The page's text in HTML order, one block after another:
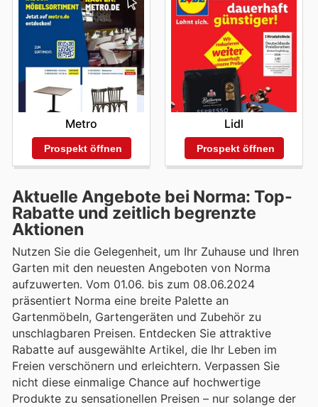
Metro
Prospekt öffnen
Lidl
Prospekt öffnen
Aktuelle Angebote bei Norma: Top-
Rabatte und zeitlich begrenzte
Aktionen
Nutzen Sie die Gelegenheit, um Ihr Zuhause und Ihren
Garten mit den neuesten Angeboten von Norma
aufzuwerten. Vom 01.06. bis zum 08.06.2024
präsentiert Norma eine breite Palette an
Gartenmöbeln, Gartengeräten und Zubehör zu
unschlagbaren Preisen. Entdecken Sie attraktive
Rabatte auf ausgewählte Artikel, die Ihr Leben im
Freien verschönern und erleichtern. Verpassen Sie
nicht diese einmalige Chance auf hochwertige
Produkte zu sensationellen Preisen – nur solange der